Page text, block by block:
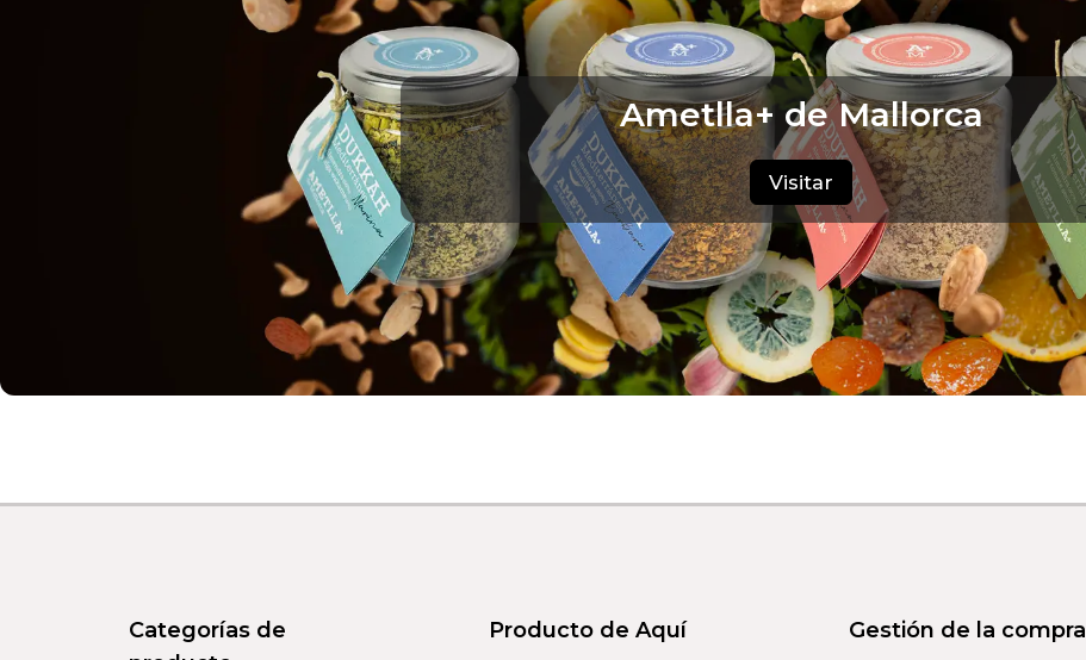
Ametlla+ de Mallorca
Visitar
Categorías de
Producto de Aquí Gestión de la compra